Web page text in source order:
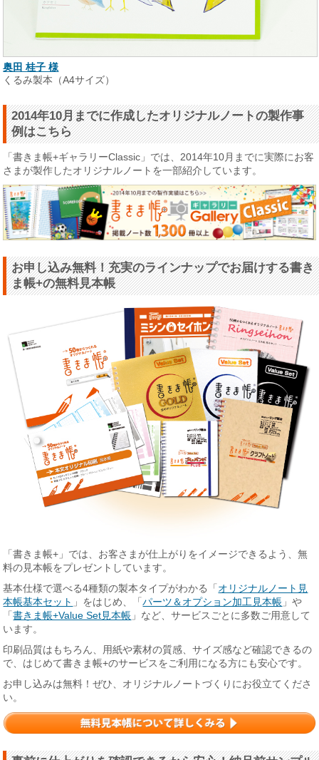
奥田 桂子 様
くるみ製本（A4サイズ）
2014年10月までに作成したオリジナルノートの製作事
例はこちら
「書きま帳+ギャラリーClassic」では、2014年10月までに実際にお客
さまが製作したオリジナルノートを一部紹介しています。
お申し込み無料！充実のラインナップでお届けする書き
ま帳+の無料見本帳
「書きま帳+」では、お客さまが仕上がりをイメージできるよう、無
料の見本帳をプレゼントしています。
基本仕様で選べる4種類の製本タイプがわかる「 オリジナルノート見
本帳基本セット 」をはじめ、「パーツ＆オプション加工見本帳 」や
「書きま帳+Value Set見本帳 」など、サービスごとに多数ご用意して
います。
印刷品質はもちろん、用紙や素材の質感、サイズ感など確認できるの
で、はじめて書きま帳+のサービスをご利用になる方にも安心です。
お申し込みは無料！ぜひ、オリジナルノートづくりにお役立てくださ
い。